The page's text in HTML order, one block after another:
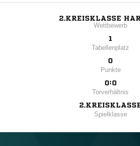
2.KREISKLASSE
Wettbewerb
1
Tabellenplatz
0
Punkte
0:0
Torverhältnis
Spielklasse